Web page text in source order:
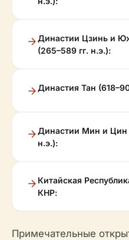
Династии Цзинь и
(265–589 гг. н.э.):
Династия Тан
Династии Мин и Цин
н.э.):
Китайская
КНР:
Примечательные